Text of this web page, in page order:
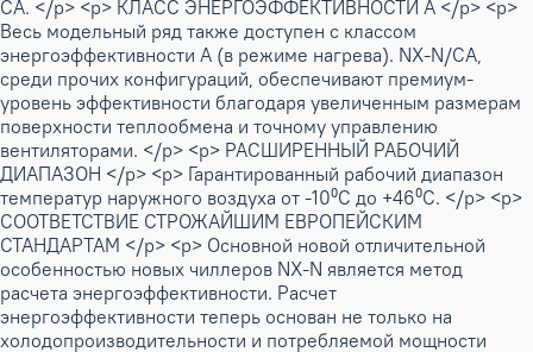
CA. </p> <p> КЛАСС ЭНЕРГОЭФФЕКТИВНОСТИ А </p> <p>
Весь модельный ряд также доступен с классом
энергоэффективности А (в режиме нагрева). NX-N/CA,
среди прочих конфигураций, обеспечивают премиум-
уровень эффективности благодаря увеличенным размерам
поверхности теплообмена и точному управлению
вентиляторами. </p> <p> РАСШИРЕННЫЙ РАБОЧИЙ
ДИАПАЗОН </p> <p> Гарантированный рабочий диапазон
температур наружного воздуха от -10⁰С до +46⁰С. </p> <p>
СООТВЕТСТВИЕ СТРОЖАЙШИМ ЕВРОПЕЙСКИМ
СТАНДАРТАМ </p> <p> Основной новой отличительной
особенностью новых чиллеров NX-N является метод
расчета энергоэффективности. Расчет
энергоэффективности теперь основан не только на
холодопроизводительности и потребляемой мощности